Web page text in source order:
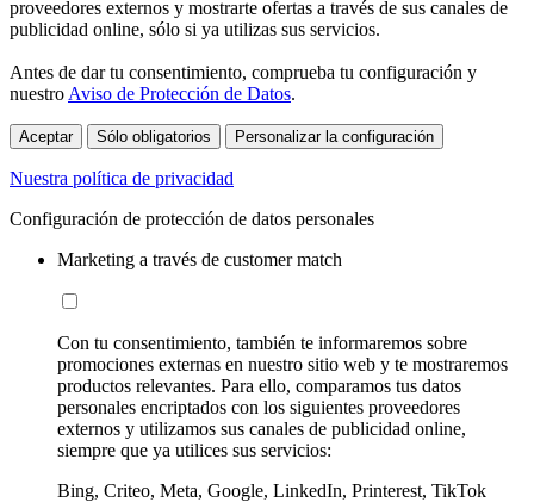
proveedores externos y mostrarte ofertas a través de sus canales de
publicidad online, sólo si ya utilizas sus servicios.
Antes de dar tu consentimiento, comprueba tu configuración y
nuestro Aviso de Protección de Datos.
Aceptar Sólo obligatorios Personalizar la configuración
Nuestra política de privacidad
Configuración de protección de datos personales
Marketing a través de customer match
Con tu consentimiento, también te informaremos sobre
promociones externas en nuestro sitio web y te mostraremos
productos relevantes. Para ello, comparamos tus datos
personales encriptados con los siguientes proveedores
externos y utilizamos sus canales de publicidad online,
siempre que ya utilices sus servicios:
Bing, Criteo, Meta, Google, LinkedIn, Printerest, TikTok